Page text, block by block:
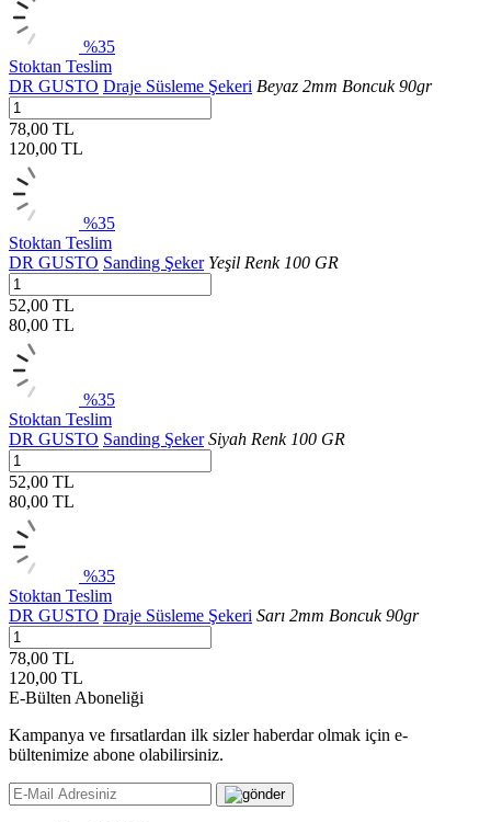
%35
Stoktan Teslim
DR GUSTO Draje Süsleme Şekeri Beyaz 2mm Boncuk 90gr
78,00 TL
120,00 TL
%35
Stoktan Teslim
DR GUSTO Sanding Şeker Yeşil Renk 100 GR
52,00 TL
80,00 TL
%35
Stoktan Teslim
DR GUSTO Sanding Şeker Siyah Renk 100 GR
52,00 TL
80,00 TL
%35
Stoktan Teslim
DR GUSTO Draje Süsleme Şekeri Sarı 2mm Boncuk 90gr
78,00 TL
120,00 TL
E-Bülten Aboneliği
Kampanya ve fırsatlardan ilk sizler haberdar olmak için e-
bültenimize abone olabilirsiniz.